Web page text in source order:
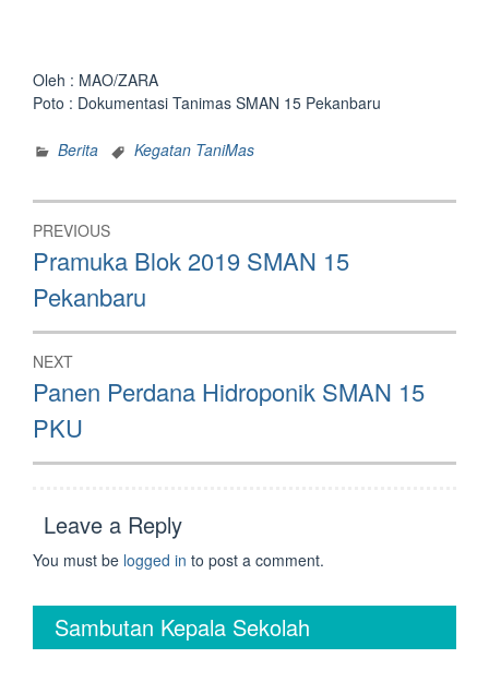
Oleh : MAO/ZARA
Poto : Dokumentasi Tanimas SMAN 15 Pekanbaru
Berita Kegatan TaniMas
Post
navigation
PREVIOUS
Previous
post:
Pramuka Blok 2019 SMAN 15
Pekanbaru
NEXT
Next
post:
Panen Perdana Hidroponik SMAN 15
PKU
Leave a Reply
You must be logged in to post a comment.
Sambutan Kepala Sekolah